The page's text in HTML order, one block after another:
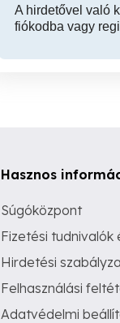
A hirdetővel való
fiókodba vagy
Hasznos
Súgóközpont
Fizetési tudnivalók
Hirdetési
Felhasználási
Adatvédelmi